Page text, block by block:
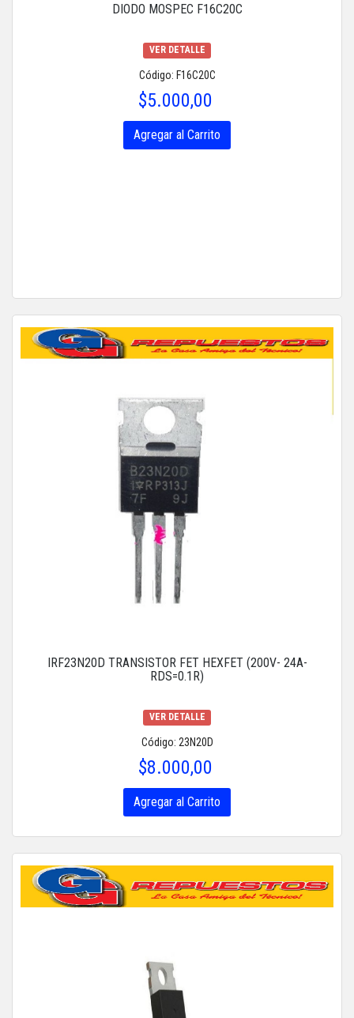
DIODO MOSPEC F16C20C
VER DETALLE
Código: F16C20C
$5.000,00
Agregar al Carrito
IRF23N20D TRANSISTOR FET HEXFET (200V- 24A-
RDS=0.1R)
VER DETALLE
Código: 23N20D
$8.000,00
Agregar al Carrito